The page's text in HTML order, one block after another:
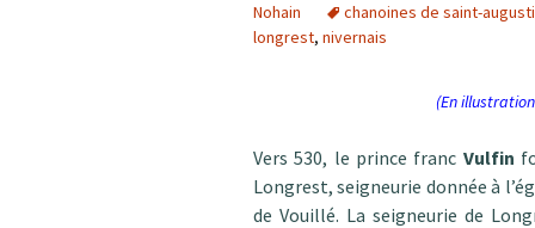
Nohain
chanoines de saint-
longrest, nivernais
(En
Vers 530, le prince franc Vulfin
Longrest, seigneurie donnée à
de Vouillé. La seigneurie de